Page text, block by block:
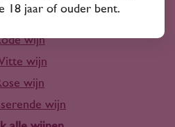
Wijn
wijn
wijn
wijn
wijn
18 jaar of ouder bent.